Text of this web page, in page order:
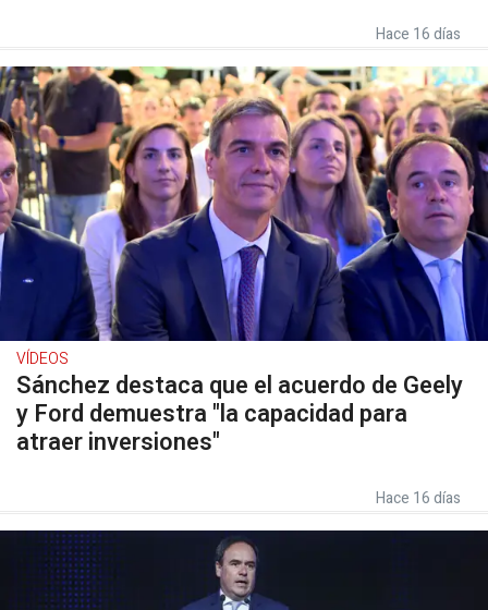
Hace 16 días
VÍDEOS
Sánchez destaca que el acuerdo de Geely
y Ford demuestra "la capacidad para
atraer inversiones"
Hace 16 días